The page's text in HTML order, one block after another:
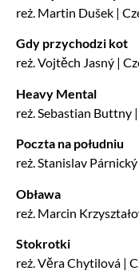
reż. Martin Dušek |
Gdy przychodzi kot
reż. Vojtěch Jasný |
Heavy Mental
reż. Sebastian Buttny
Poczta na południu
reż. Stanislav
Obława
reż. Marcin
Stokrotki
reż. Věra Chytilová |